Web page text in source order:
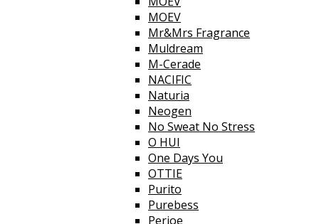
MOEV
Mr&Mrs Fragrance
Muldream
M-Cerade
NACIFIC
Naturia
Neogen
No Sweat No Stress
O HUI
One Days You
OTTIE
Purito
Purebess
Perioe